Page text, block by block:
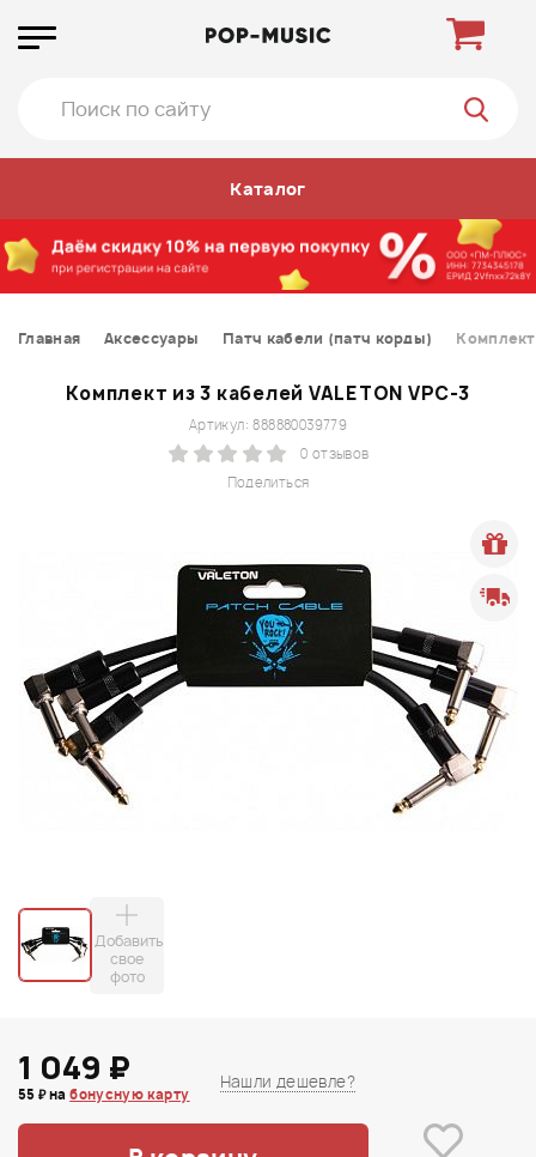
Каталог
Главная Аксессуары Патч кабели (патч корды) Комплект
Комплект из 3 кабелей VALETON VPC-3
Поделиться
Артикул: 888880039779
0 отзывов
Добавить
свое
фото
1 049 ₽
55 ₽ набонусную карту
Нашли дешевле?